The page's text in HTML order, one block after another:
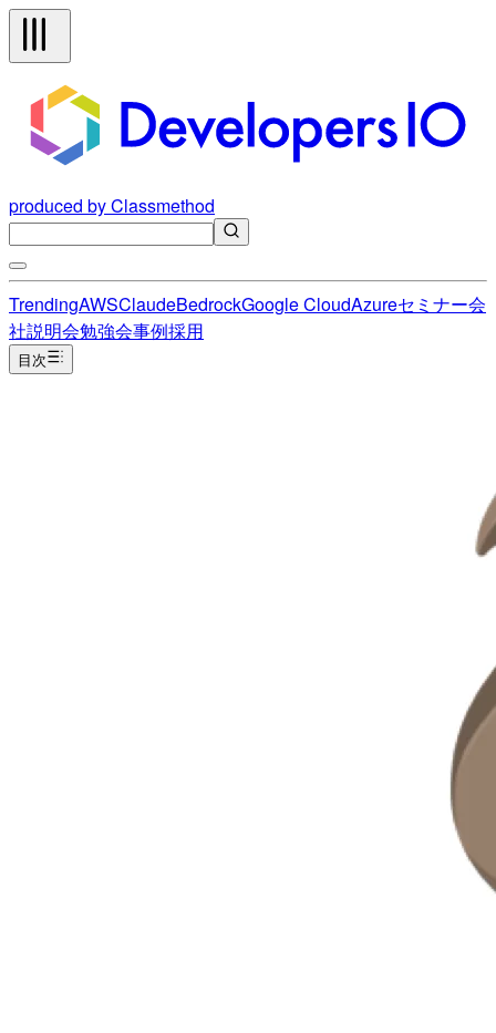
produced by Classmethod
TrendingAWSClaudeBedrockGoogle CloudAzureセミナー会
社説明会勉強会事例採用
目次